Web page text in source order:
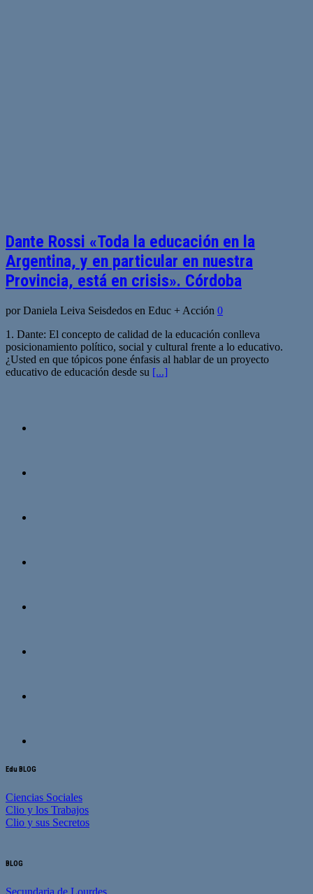
Dante Rossi «Toda la educación en la
Argentina, y en particular en nuestra
Provincia, está en crisis». Córdoba
por Daniela Leiva Seisdedos en Educ + Acción 0
1. Dante: El concepto de calidad de la educación conlleva
posicionamiento político, social y cultural frente a lo educativo.
¿Usted en que tópicos pone énfasis al hablar de un proyecto
educativo de educación desde su [...]
Edu BLOG
Ciencias Sociales
Clio y los Trabajos
Clio y sus Secretos
BLOG
Secundaria de Lourdes